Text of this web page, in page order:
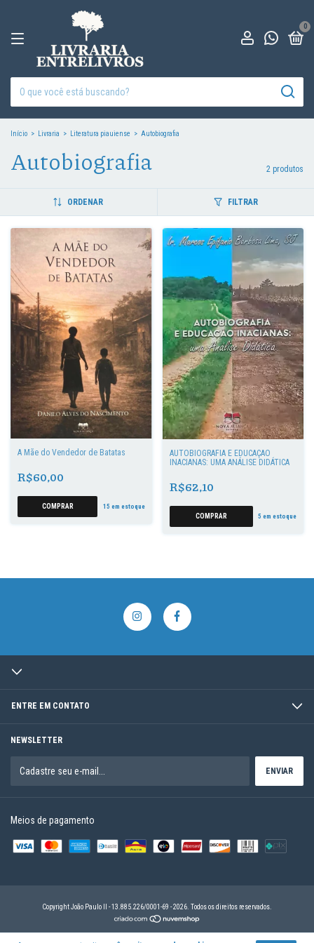
0
Início > Livraria > Literatura piauiense > Autobiografia
Autobiografia 2 produtos
ORDENAR FILTRAR
A Mãe do Vendedor de Batatas
R$60,00
15 em estoque
AUTOBIOGRAFIA E EDUCAÇÃO
INACIANAS: UMA ANÁLISE DIDÁTICA
R$62,10
5 em estoque
ENTRE EM CONTATO
NEWSLETTER
Meios de pagamento
Copyright João Paulo II - 13.885.226/0001-69 - 2026. Todos os direitos reservados.